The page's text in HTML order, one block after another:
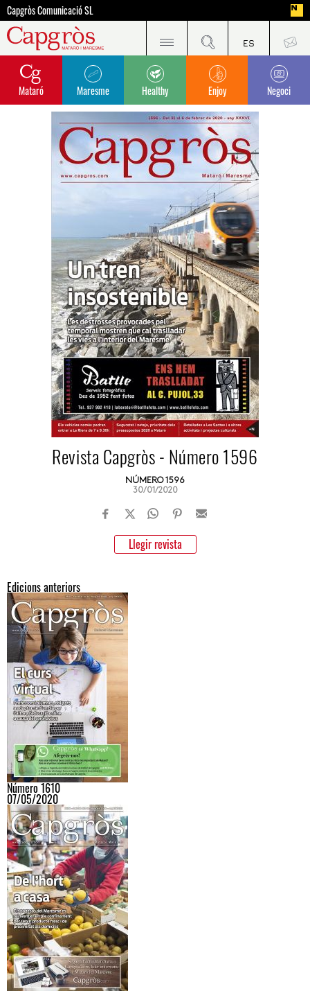
Capgròs Comunicació SL
Mataró Maresme Healthy Enjoy Negoci
Revista Capgròs - Número 1596
NÚMERO 1596
30/01/2020
Llegir revista
Edicions anteriors
Número 1610
07/05/2020